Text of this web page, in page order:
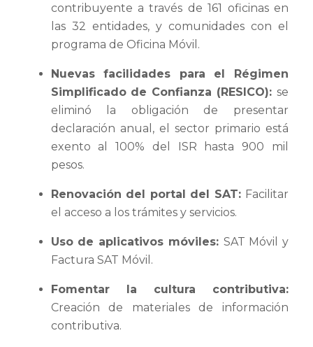
contribuyente a través de 161 oficinas en
las 32 entidades, y comunidades con el
programa de Oficina Móvil.
Nuevas facilidades para el Régimen
Simplificado de Confianza (RESICO): se
eliminó la obligación de presentar
declaración anual, el sector primario está
exento al 100% del ISR hasta 900 mil
pesos.
Renovación del portal del SAT: Facilitar
el acceso a los trámites y servicios.
Uso de aplicativos móviles: SAT Móvil y
Factura SAT Móvil.
Fomentar la cultura contributiva:
Creación de materiales de información
contributiva.